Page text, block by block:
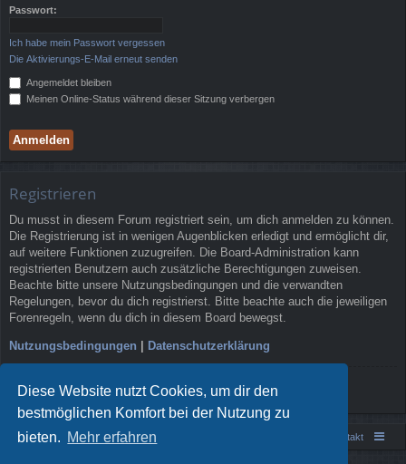
Diese Website nutzt Cookies, um dir den
bestmöglichen Komfort bei der Nutzung zu
bieten. Mehr erfahren
Passwort:
Ich habe mein Passwort vergessen
Die Aktivierungs-E-Mail erneut senden
Angemeldet bleiben
Meinen Online-Status während dieser Sitzung verbergen
Registrieren
Du musst in diesem Forum registriert sein, um dich anmelden zu können.
Die Registrierung ist in wenigen Augenblicken erledigt und ermöglicht dir,
auf weitere Funktionen zuzugreifen. Die Board-Administration kann
registrierten Benutzern auch zusätzliche Berechtigungen zuweisen.
Beachte bitte unsere Nutzungsbedingungen und die verwandten
Regelungen, bevor du dich registrierst. Bitte beachte auch die jeweiligen
Forenregeln, wenn du dich in diesem Board bewegst.
Nutzungsbedingungen | Datenschutzerklärung
Registrieren
Portal Foren-Übersicht Kontakt